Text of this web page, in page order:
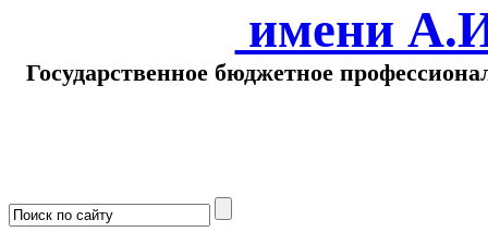
имени
Государственное бюджетное